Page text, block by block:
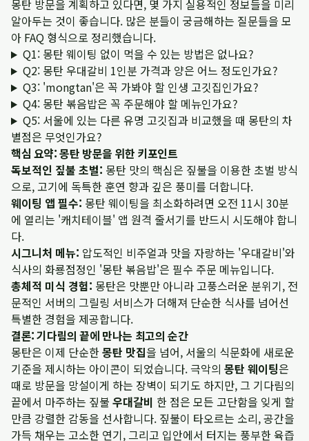
몽탄 방문을 계획하고 있다면, 몇 가지 실용적인 정보들을 미리
알아두는 것이 좋습니다. 많은 분들이 궁금해하는 질문들을 모
아 FAQ 형식으로 정리했습니다.
Q1: 몽탄 웨이팅 없이 먹을 수 있는 방법은 없나요?
Q2: 몽탄 우대갈비 1인분 가격과 양은 어느 정도인가요?
Q3: 'mongtan'은 꼭 가봐야 할 인생 고깃집인가요?
Q4: 몽탄 볶음밥은 꼭 주문해야 할 메뉴인가요?
Q5: 서울에 있는 다른 유명 고깃집과 비교했을 때 몽탄의 차
별점은 무엇인가요?
핵심 요약: 몽탄 방문을 위한 키포인트
독보적인 짚불 초벌: 몽탄 맛의 핵심은 짚불을 이용한 초벌 방식
으로, 고기에 독특한 훈연 향과 깊은 풍미를 더합니다.
웨이팅 앱 필수: 몽탄 웨이팅을 최소화하려면 오전 11시 30분
에 열리는 '캐치테이블' 앱 원격 줄서기를 반드시 시도해야 합니
다.
시그니처 메뉴: 압도적인 비주얼과 맛을 자랑하는 '우대갈비'와
식사의 화룡점정인 '몽탄 볶음밥'은 필수 주문 메뉴입니다.
총체적 미식 경험: 몽탄은 맛뿐만 아니라 고풍스러운 분위기, 전
문적인 서버의 그릴링 서비스가 더해져 단순한 식사를 넘어선
특별한 경험을 제공합니다.
결론: 기다림의 끝에 만나는 최고의 순간
몽탄은 이제 단순한몽탄 맛집을 넘어, 서울의 식문화에 새로운
기준을 제시하는 아이콘이 되었습니다. 극악의 몽탄 웨이팅은
때로 방문을 망설이게 하는 장벽이 되기도 하지만, 그 기다림의
끝에서 마주하는 짚불 우대갈비 한 점은 모든 고단함을 잊게 할
만큼 강렬한 감동을 선사합니다. 짚불이 타오르는 소리, 공간을
가득 채우는 고소한 연기, 그리고 입안에서 터지는 풍부한 육즙